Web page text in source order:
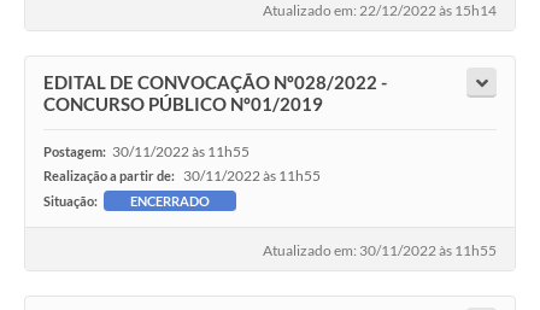
Atualizado em: 22/12/2022 às 15h14
EDITAL DE CONVOCAÇÃO Nº028/2022 -
CONCURSO PÚBLICO Nº01/2019
Postagem: 30/11/2022 às 11h55
Realização a partir de: 30/11/2022 às 11h55
Situação: ENCERRADO
Atualizado em: 30/11/2022 às 11h55